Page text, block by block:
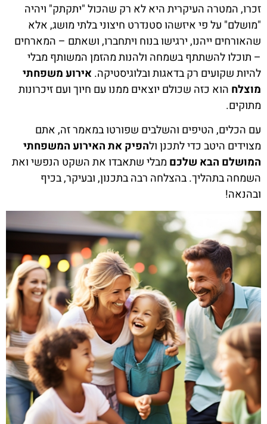
זכרו, המטרה העיקרית היא לא רק שהכול "יתקתק" ויהיה
"מושלם" על פי איזשהו סטנדרט חיצוני בלתי מושג, אלא
שהאורחים ייהנו, ירגישו בנוח ויתחברו, ושאתם – המארחים
– תוכלו להשתתף בשמחה ולהנות מהזמן המשותף מבלי
להיות שקועים רק בדאגות ובלוגיסטיקה.אירוע משפחתי
מוצלח הוא כזה שכולם יוצאים ממנו עם חיוך ועם זיכרונות
מתוקים.
עם הכלים, הטיפים והשלבים שפורטו במאמר זה, אתם
מצוידים היטב כדי לתכנן ולהפיק את האירוע המשפחתי
המושלם הבא שלכם מבלי שתאבדו את השקט הנפשי ואת
השמחה בתהליך. בהצלחה רבה בתכנון, ובעיקר, בכיף
ובהנאה!